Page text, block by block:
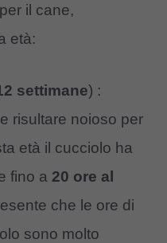
il cane,
età:
settimane) :
risultare noioso per
età il cucciolo ha
fino a 20 ore al
che le ore di
sono molto